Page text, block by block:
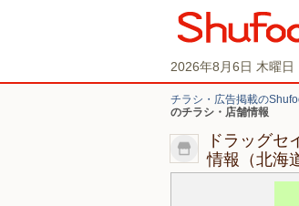
2026年8月6日 木曜日
チラシ・広告掲載の
のチラシ・店舗情報
ドラッグ
情報（北海